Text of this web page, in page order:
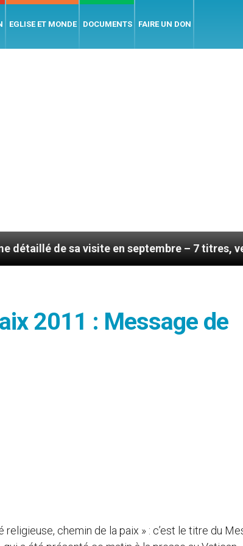
EGLISE ET MONDE DOCUMENTS FAIRE UN DON
visite en septembre – 7 titres, vendredi 7
2011 : Message de
religieuse, chemin de la paix » : c’est le titre du